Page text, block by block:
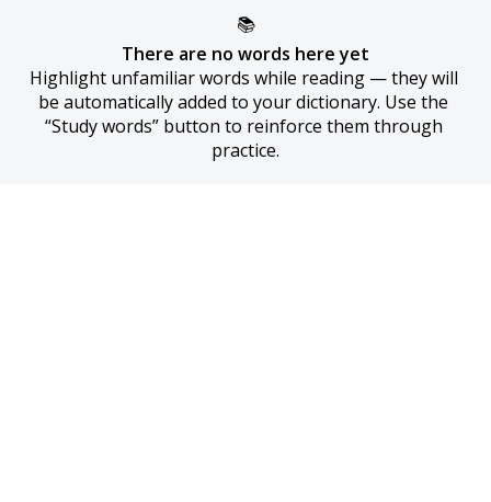
📚
There are no words here yet
Highlight unfamiliar words while reading — they will
be automatically added to your dictionary. Use the
“Study words” button to reinforce them through
practice.